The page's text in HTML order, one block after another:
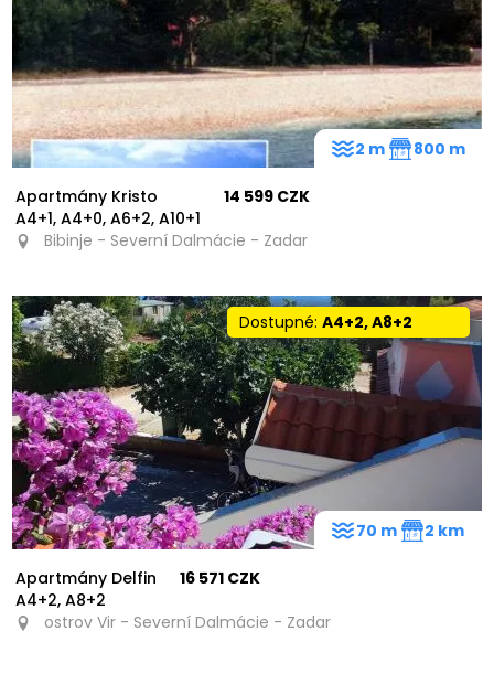
Apartmány Kristo
A4+1, A4+0, A6+2, A10+1
14 599 CZK
Bibinje - Severní Dalmácie - Zadar
2 m 800 m
Dostupné:A4+2, A8+2
Apartmány Delfin
A4+2, A8+2
16 571 CZK
ostrov Vir - Severní Dalmácie - Zadar
70 m 2 km